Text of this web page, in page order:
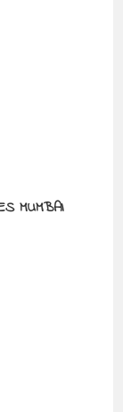
MUMBAI